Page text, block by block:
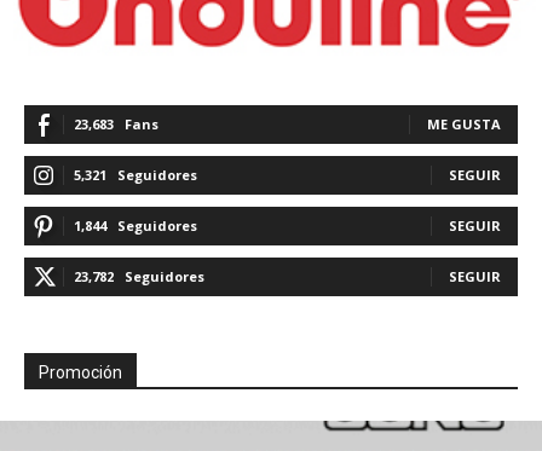
23,683 Fans ME GUSTA
5,321 Seguidores SEGUIR
1,844 Seguidores SEGUIR
23,782 Seguidores SEGUIR
Promoción